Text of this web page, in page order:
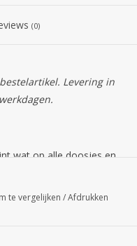
(0)
Levering in
wat op alle doosjes en
te vergelijken /Afdrukken